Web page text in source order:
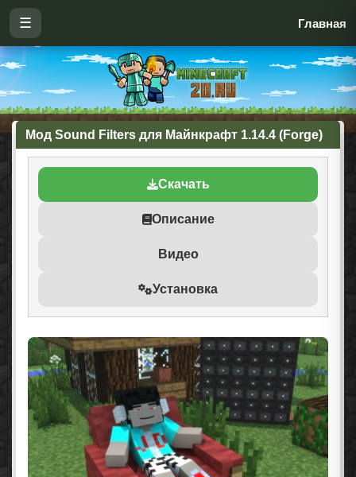
☰ Главная
Мод Sound Filters для Майнкрафт 1.14.4 (Forge)
Скачать
Описание
Видео
Установка